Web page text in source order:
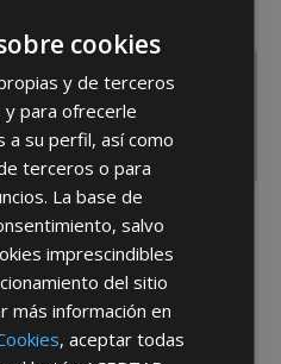
Portugal Otros
laPolítica de Privacidad
cookies
y de terceros
y para ofrecerle
a su perfil, así como
terceros o para
La base de
salvo
imprescindibles
del sitio
más información en
, aceptar todas